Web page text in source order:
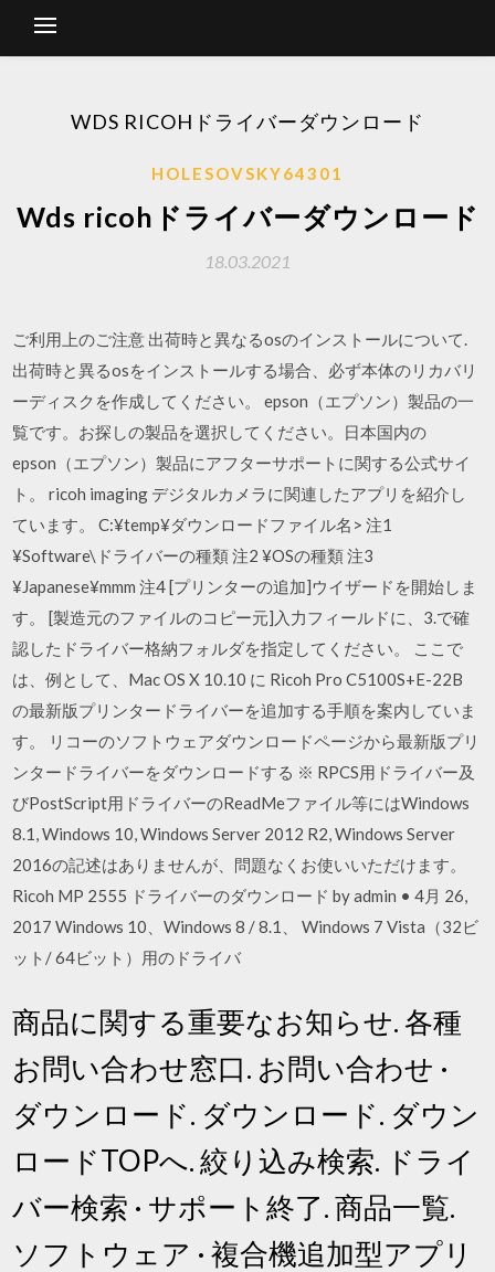
WDS RICOHドライバーダウンロード
HOLESOVSKY64301
Wds ricohドライバーダウンロード
18.03.2021
ご利用上のご注意 出荷時と異なるosのインストールについて.
出荷時と異るosをインストールする場合、必ず本体のリカバリ
ーディスクを作成してください。 epson（エプソン）製品の一
覧です。お探しの製品を選択してください。日本国内の
epson（エプソン）製品にアフターサポートに関する公式サイ
ト。 ricoh imaging デジタルカメラに関連したアプリを紹介し
ています。 C:¥temp¥ダウンロードファイル名> 注1
¥Software\ドライバーの種類 注2 ¥OSの種類 注3
¥Japanese¥mmm 注4 [プリンターの追加]ウイザードを開始しま
す。 [製造元のファイルのコピー元]入力フィールドに、3.で確
認したドライバー格納フォルダを指定してください。 ここで
は、例として、Mac OS X 10.10 に Ricoh Pro C5100S+E-22B
の最新版プリンタードライバーを追加する手順を案内していま
す。 リコーのソフトウェアダウンロードページから最新版プリ
ンタードライバーをダウンロードする ※ RPCS用ドライバー及
びPostScript用ドライバーのReadMeファイル等にはWindows
8.1, Windows 10, Windows Server 2012 R2, Windows Server
2016の記述はありませんが、問題なくお使いいただけます。
Ricoh MP 2555 ドライバーのダウンロード by admin • 4月 26,
2017 Windows 10、Windows 8 / 8.1、 Windows 7 Vista（32ビ
ット/ 64ビット）用のドライバ
商品に関する重要なお知らせ. 各種
お問い合わせ窓口. お問い合わせ ·
ダウンロード. ダウンロード. ダウン
ロードTOPへ. 絞り込み検索. ドライ
バー検索 · サポート終了. 商品一覧.
ソフトウェア · 複合機追加型アプリ